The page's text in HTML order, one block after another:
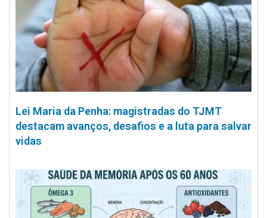
Lei Maria da Penha: magistradas do TJMT
destacam avanços, desafios e a luta para salvar
vidas